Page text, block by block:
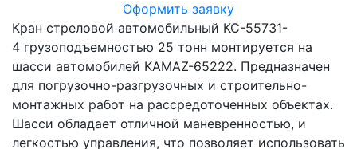
Оформить заявку
Кран стреловой автомобильный КС-55731-
4 грузоподъемностью 25 тонн монтируется на
шасси автомобилей KAMAZ-65222. Предназначен
для погрузочно-разгрузочных и строительно-
монтажных работ на рассредоточенных объектах.
Шасси обладает отличной маневренностью, и
легкостью управления, что позволяет использовать